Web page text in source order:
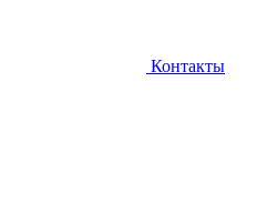
Контакты